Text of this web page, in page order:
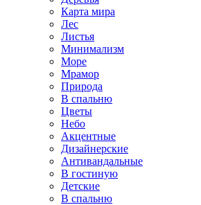
Карта мира
Лес
Листья
Минимализм
Море
Мрамор
Природа
В спальню
Цветы
Небо
Акцентные
Дизайнерские
Антивандальные
В гостиную
Детские
В спальню